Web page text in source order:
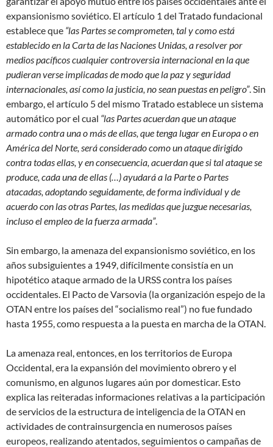
expansionismo soviético. El artículo 1 del Tratado fundacional
establece que “las Partes se comprometen, tal y como está
establecido en la Carta de las Naciones Unidas, a resolver por
medios pacíficos cualquier controversia internacional en la que
pudieran verse implicadas de modo que la paz y seguridad
internacionales, así como la justicia, no sean puestas en peligro”. Sin
embargo, el artículo 5 del mismo Tratado establece un sistema
automático por el cual “las Partes acuerdan que un ataque
armado contra una o más de ellas, que tenga lugar en Europa o en
América del Norte, será considerado como un ataque dirigido
contra todas ellas, y en consecuencia, acuerdan que si tal ataque se
produce, cada una de ellas (…) ayudará a la Parte o Partes
atacadas, adoptando seguidamente, de forma individual y de
acuerdo con las otras Partes, las medidas que juzgue necesarias,
incluso el empleo de la fuerza armada”.
Sin embargo, la amenaza del expansionismo soviético, en los
años subsiguientes a 1949, difícilmente consistía en un
hipotético ataque armado de la URSS contra los países
occidentales. El Pacto de Varsovia (la organización espejo de la
OTAN entre los países del “socialismo real”) no fue fundado
hasta 1955, como respuesta a la puesta en marcha de la OTAN.
La amenaza real, entonces, en los territorios de Europa
Occidental, era la expansión del movimiento obrero y el
comunismo, en algunos lugares aún por domesticar. Esto
explica las reiteradas informaciones relativas a la participación
de servicios de la estructura de inteligencia de la OTAN en
actividades de contrainsurgencia en numerosos países
europeos, realizando atentados, seguimientos o campañas de